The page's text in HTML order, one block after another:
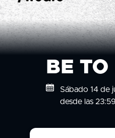
BE
Sábado 14 de
desde las